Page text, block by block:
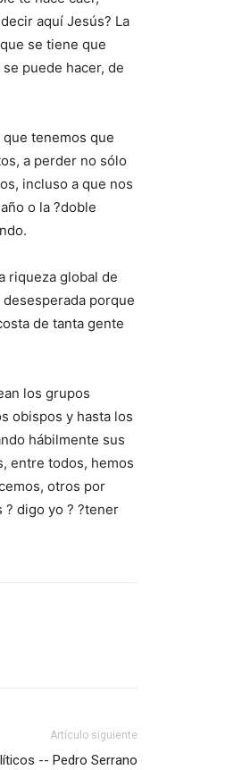
aquí Jesús? La
se tiene que
puede hacer, de
tenemos que
a perder no sólo
incluso a que nos
o la ?doble
riqueza global de
desesperada porque
de tanta gente
los grupos
obispos y hasta los
hábilmente sus
entre todos, hemos
otros por
? digo yo ? ?tener
Artículo siguiente
-- Pedro Serrano